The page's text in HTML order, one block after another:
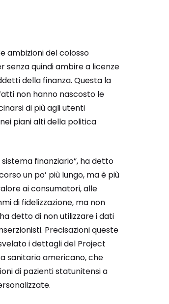
ambizioni del colosso
senza quindi ambire a licenze
della finanza. Questa la
non hanno nascosto le
di più agli utenti
piani alti della politica
finanziario”, ha detto
un po’ più lungo, ma è più
ai consumatori, alle
di fidelizzazione, ma non
detto di non utilizzare i dati
Precisazioni queste
i dettagli del Project
sanitario americano, che
di pazienti statunitensi a